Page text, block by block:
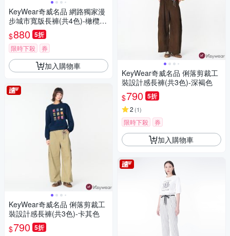
KeyWear奇威名品 網路獨家漫
步城市寬版長褲(共4色)-橄欖綠
色
$880 5折
限時下殺 券
加入購物車
KeyWear奇威名品 俐落剪裁工
裝設計感長褲(共3色)-卡其色
$790 5折
KeyWear奇威名品 俐落剪裁工
裝設計感長褲(共3色)-深褐色
$790 5折
2 (1)
限時下殺 券
加入購物車